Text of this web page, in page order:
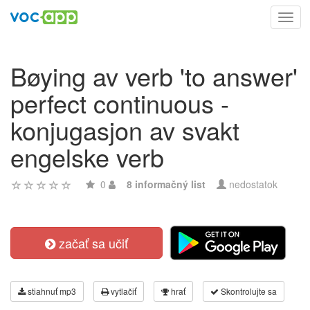
Bøying av verb 'to answer'
perfect continuous -
konjugasjon av svakt
engelske verb
0 8 informačný list nedostatok
začať sa učiť
stiahnuť mp3 vytlačiť hrať Skontrolujte sa